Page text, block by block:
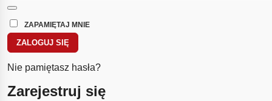
ZAPAMIĘTAJ MNIE
ZALOGUJ SIĘ
Nie pamiętasz hasła?
Zarejestruj się